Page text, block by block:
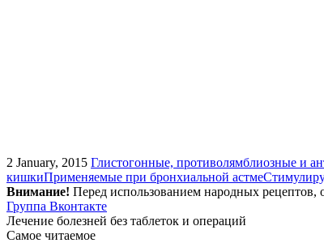
2 January, 2015 Глистогонные, противолямблиозные и
кишкиПрименяемые при бронхиальной астме
Внимание! Перед использованием народных рецептов,
Группа Вконтакте
Лечение болезней без таблеток и операций
Самое читаемое